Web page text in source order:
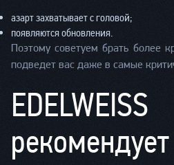
азарт захватывает с головой;
появляются обновления.
Поэтому советуем брать более
подведет вас даже в самые
EDELWEISS
рекомендует